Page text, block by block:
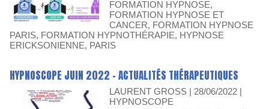
FORMATION HYPNOSE,
FORMATION HYPNOSE ET
CANCER, FORMATION HYPNOSE
PARIS, FORMATION HYPNOTHÉRAPIE, HYPNOSE
ERICKSONIENNE, PARIS
HYPNOSCOPE JUIN 2022 - ACTUALITÉS THÉRAPEUTIQUES
LAURENT GROSS | 28/06/2022 |
HYPNOSCOPE